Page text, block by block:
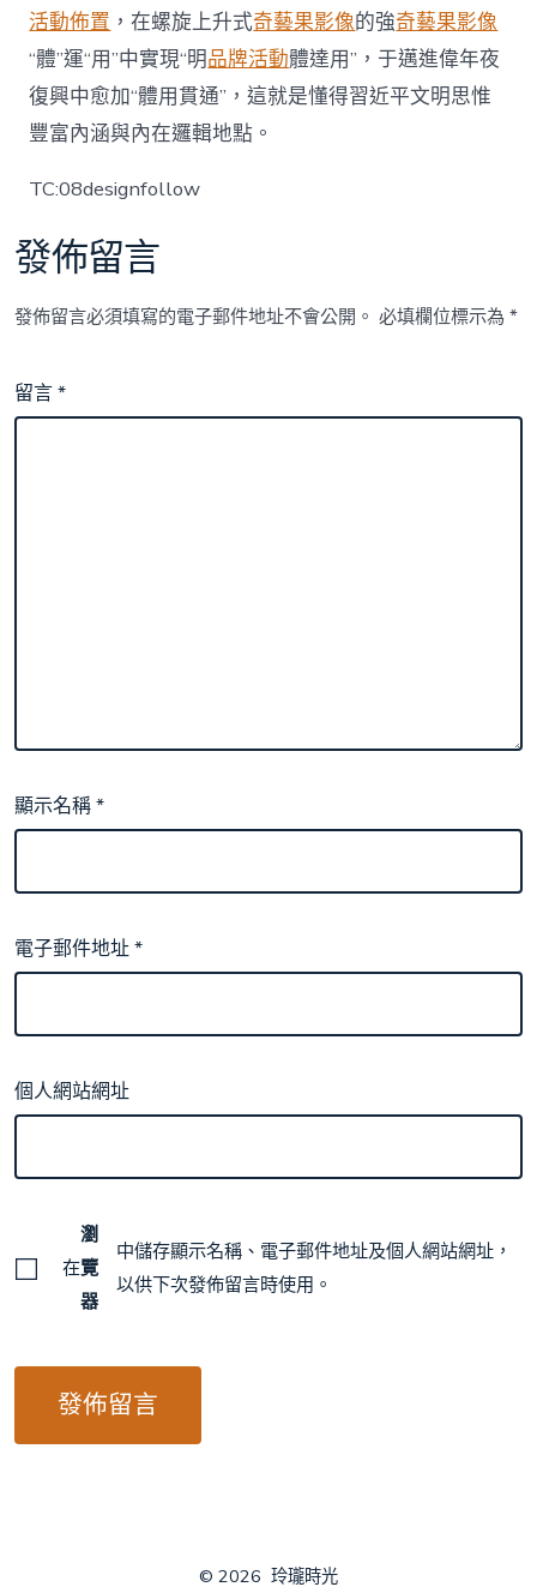
活動佈置 ，在螺旋上升式奇藝果影像的強奇藝果影像
“體”運“用”中實現“明品牌活動體達用”，于邁進偉年夜
復興中愈加“體用貫通”，這就是懂得習近平文明思惟
豐富內涵與內在邏輯地點。
TC:08designfollow
發佈留言
發佈留言必須填寫的電子郵件地址不會公開。 必填欄位標示為*
留言*
顯示名稱*
電子郵件地址*
個人網站網址
在
瀏
覽
器
中儲存顯示名稱、電子郵件地址及個人網站網址，
以供下次發佈留言時使用。
© 2026 玲瓏時光